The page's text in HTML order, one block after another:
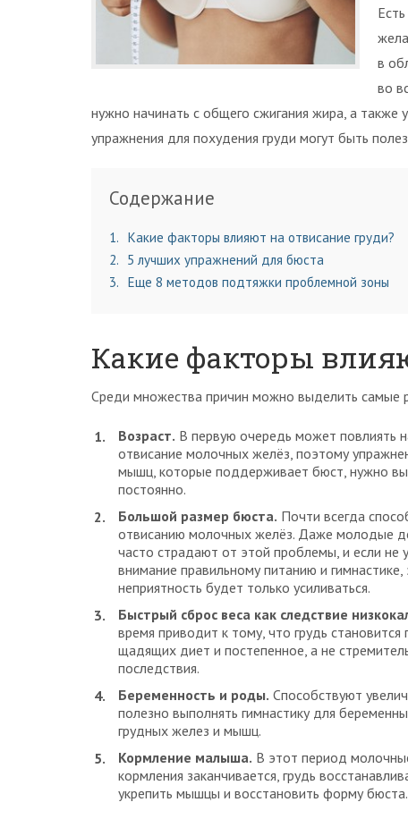
в
во
нужно начинать с общего сжигания жира, а также
упражнения для похудения груди могут быть
Содержание
1
Какие факторы влияют на отвисание груди?
2
5 лучших упражнений для бюста
3
Еще 8 методов подтяжки проблемной зоны
Какие факторы
Среди множества причин можно выделить самые
Возраст. В первую очередь может повлиять
отвисание молочных желёз, поэтому
мышц, которые поддерживает бюст, нужно
постоянно.
Большой размер бюста. Почти всегда
отвисанию молочных желёз. Даже молодые
часто страдают от этой проблемы, и если не
внимание правильному питанию и гимнастике,
неприятность будет только усиливаться.
Быстрый сброс веса как следствие
время приводит к тому, что грудь
щадящих диет и постепенное, а не
последствия.
Беременность и роды. Способствуют
полезно выполнять гимнастику для
грудных желез и мышц.
Кормление малыша. В этот период
кормления заканчивается, грудь
укрепить мышцы и восстановить форму бюста.